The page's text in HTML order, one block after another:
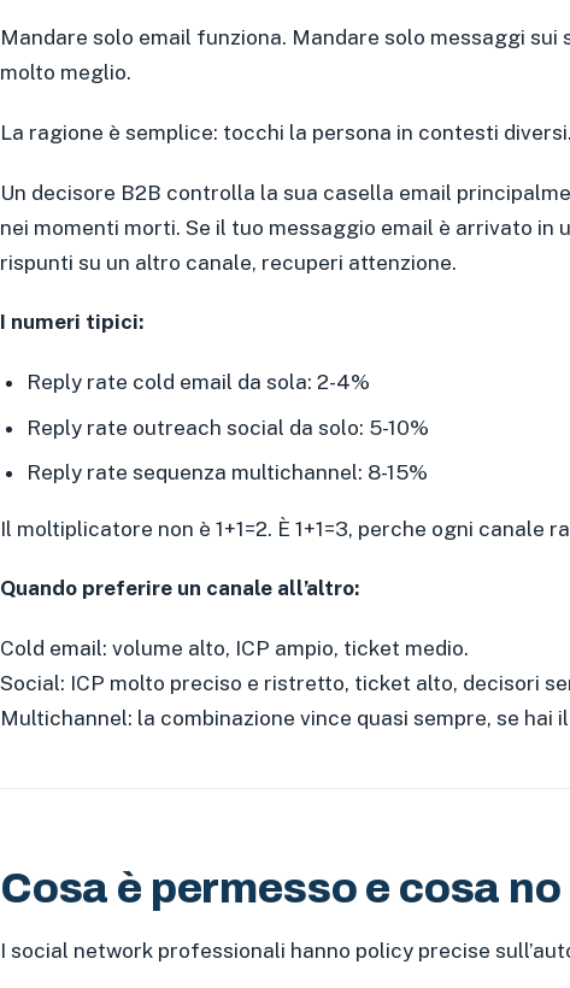
Mandare solo email funziona. Mandare solo messaggi
molto meglio.
La ragione è semplice: tocchi la persona in contesti diversi.
Un decisore B2B controlla la sua casella email
nei momenti morti. Se il tuo messaggio email è arrivato
rispunti su un altro canale, recuperi attenzione.
I numeri tipici:
Reply rate cold email da sola: 2-4%
Reply rate outreach social da solo: 5-10%
Reply rate sequenza multichannel: 8-15%
Il moltiplicatore non è 1+1=2. È 1+1=3, perche ogni
Quando preferire un canale all’altro:
Cold email: volume alto, ICP ampio, ticket medio.
Social: ICP molto preciso e ristretto, ticket alto, decisori
Multichannel: la combinazione vince quasi sempre, se hai
Cosa è permesso e cosa
I social network professionali hanno policy precise